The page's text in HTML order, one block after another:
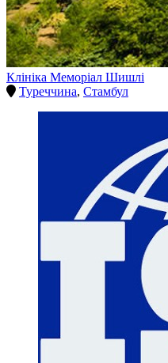
Клініка Меморіал Шишлі
Туреччина, Стамбул